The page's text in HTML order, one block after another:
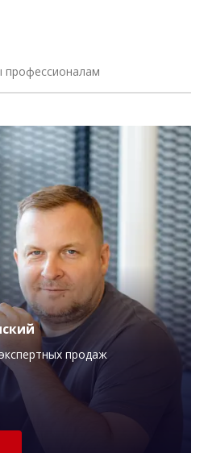
профессионалам
продаж